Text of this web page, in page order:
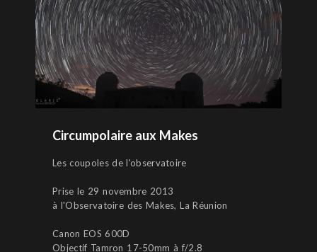
Circumpolaire aux Makes
Les coupoles de l'observatoire
Prise le 29 novembre 2013
à l'Observatoire des Makes, La Réunion
Canon EOS 600D
Objectif Tamron 17-50mm à f/2.8